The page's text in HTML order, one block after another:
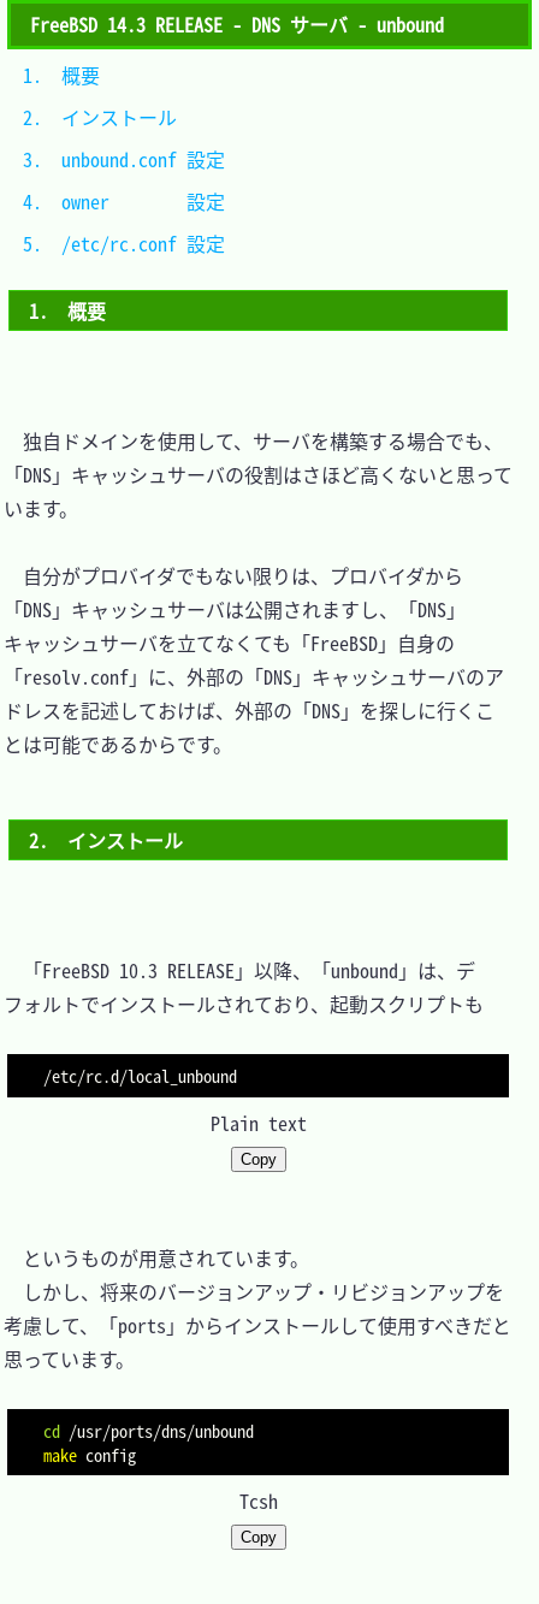
FreeBSD 14.3 RELEASE - DNS サーバ - unbound
1.　概要
独自ドメインを使用して、サーバを構築する場合でも、
「DNS」キャッシュサーバの役割はさほど高くないと思って
います。
自分がプロバイダでもない限りは、プロバイダから
「DNS」キャッシュサーバは公開されますし、「DNS」
キャッシュサーバを立てなくても「FreeBSD」自身の
「resolv.conf」に、外部の「DNS」キャッシュサーバのア
ドレスを記述しておけば、外部の「DNS」を探しに行くこ
とは可能であるからです。
2.　インストール
「FreeBSD 10.3 RELEASE」以降、「unbound」は、デ
フォルトでインストールされており、起動スクリプトも
Plain text
Copy
というものが用意されています。
しかし、将来のバージョンアップ・リビジョンアップを
考慮して、「ports」からインストールして使用すべきだと
思っています。
cd
make
Tcsh
Copy